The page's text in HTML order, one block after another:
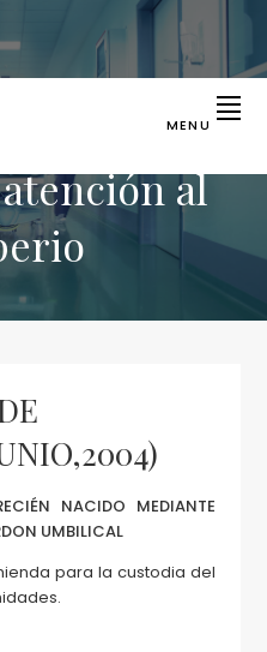
MENU
al
NACIDO MEDIANTE
UMBILICAL
para la custodia del